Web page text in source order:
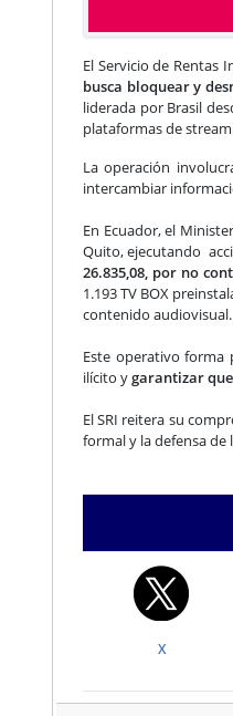
El Servicio de Rentas
busca bloquear y
liderada por Brasil
plataformas de
La operación
intercambiar
En Ecuador, el
Quito, ejecutando
26.835,08, por no
1.193 TV BOX
contenido audiovisual.
Este operativo forma
ilícito ygarantizar
El SRI reitera su
formal y la defensa de
X